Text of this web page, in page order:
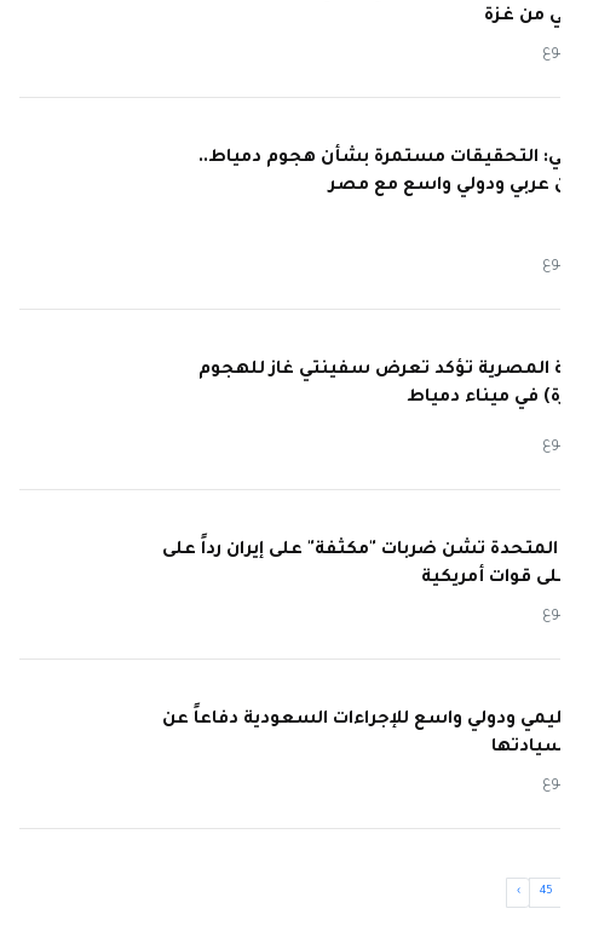
إسرائيلي من غزة
منذ أسبوع
السيسي: التحقيقات مستمرة بشأن هجوم دمياط..
وتضامن عربي ودولي واسع مع مصر
منذ أسبوع
الحكومة المصرية تؤكد تعرض سفينتي غاز للهجوم
بـ(مُسيّرة) في ميناء دمياط
منذ أسبوع
الولايات المتحدة تشن ضربات "مكثفة" على إيران رداً على
هجوم على قوات أمريكية
منذ أسبوع
تأييد إقليمي ودولي واسع للإجراءات السعودية دفاعاً عن
أمنها وسيادتها
منذ أسبوع
45
›